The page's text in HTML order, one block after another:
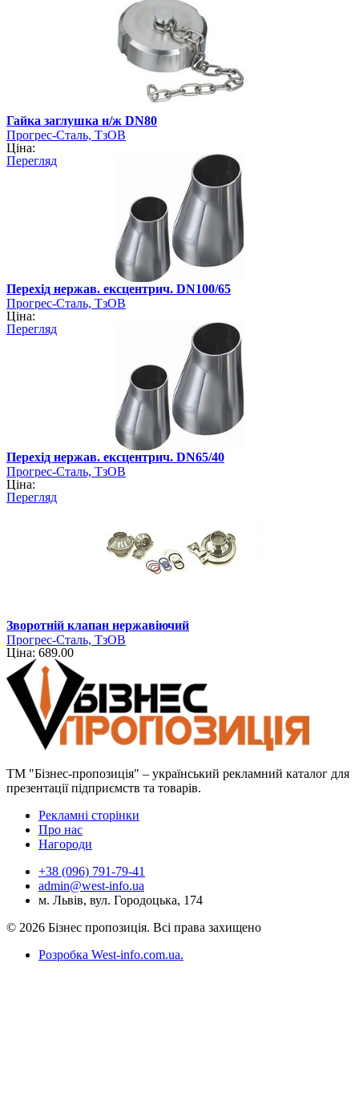
Гайка заглушка н/ж DN80
Прогрес-Сталь, ТзОВ
Ціна:
Перегляд
Перехід нержав. ексцентрич. DN100/65
Прогрес-Сталь, ТзОВ
Ціна:
Перегляд
Перехід нержав. ексцентрич. DN65/40
Прогрес-Сталь, ТзОВ
Ціна:
Перегляд
Зворотній клапан нержавіючий
Прогрес-Сталь, ТзОВ
Ціна: 689.00
ТМ "Бізнес-пропозиція" – український рекламний каталог для
презентації підприємств та товарів.
Рекламні сторінки
Про нас
Нагороди
+38 (096) 791-79-41
admin@west-info.ua
м. Львів, вул. Городоцька, 174
© 2026 Бізнес пропозиція. Всі права захищено
Розробка West-info.com.ua.